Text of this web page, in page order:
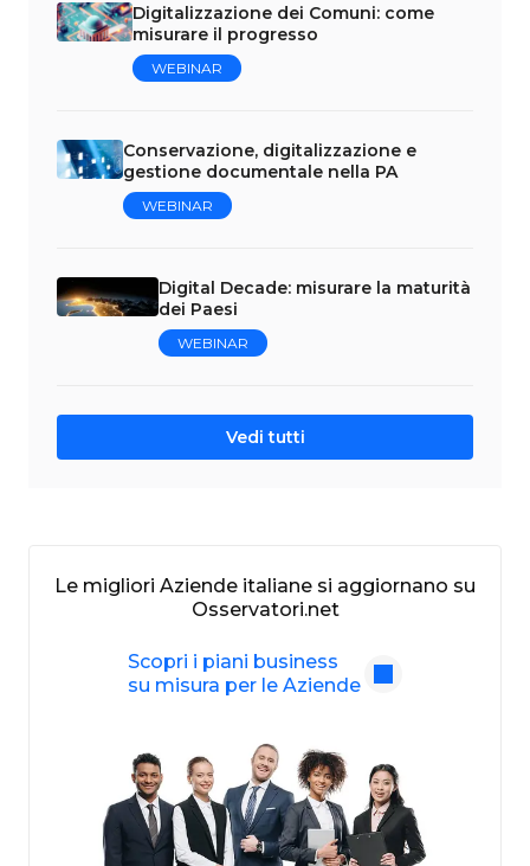
Digitalizzazione dei Comuni: come
misurare il progresso
WEBINAR
Conservazione, digitalizzazione e
gestione documentale nella PA
WEBINAR
Digital Decade: misurare la maturità
dei Paesi
WEBINAR
Vedi tutti
Le migliori Aziende italiane si aggiornano su
Osservatori.net
Scopri i piani business
su misura per le Aziende